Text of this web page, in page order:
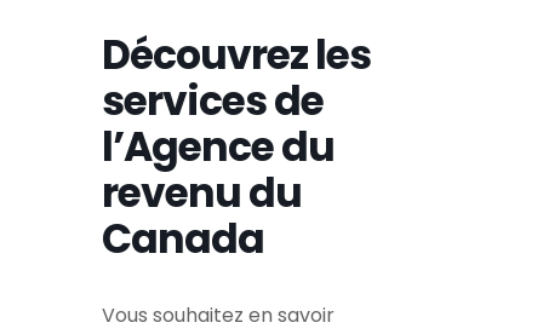
Découvrez les
services de
l’Agence du
revenu du
Canada
Vous souhaitez en savoir